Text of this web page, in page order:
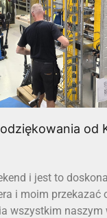
od
i jest to
i moim przekazać
wszystkim naszym